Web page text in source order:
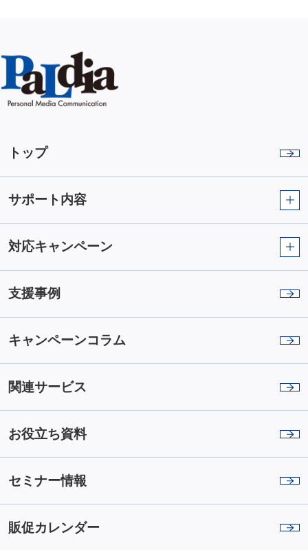
トップ
サポート内容
対応キャンペーン
支援事例
キャンペーンコラム
関連サービス
お役立ち資料
セミナー情報
販促カレンダー